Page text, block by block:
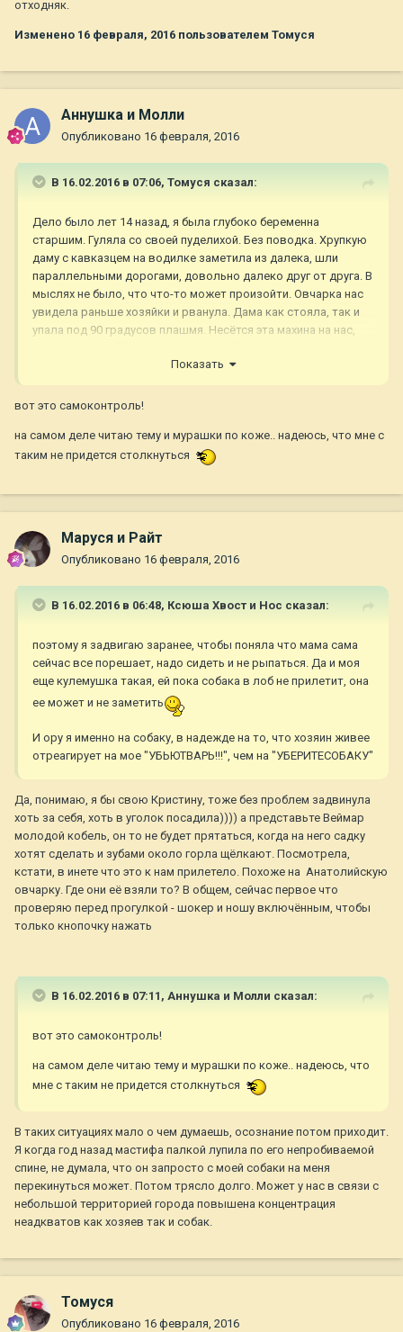
отходняк.
Изменено 16 февраля, 2016 пользователем Томуся
Аннушка и Молли
Опубликовано 16 февраля, 2016
В 16.02.2016 в 07:06, Томуся сказал:
Дело было лет 14 назад, я была глубоко беременна
старшим. Гуляла со своей пуделихой. Без поводка. Хрупкую
даму с кавказцем на водилке заметила из далека, шли
параллельными дорогами, довольно далеко друг от друга. В
мыслях не было, что что-то может произойти. Овчарка нас
увидела раньше хозяйки и рванула. Дама как стояла, так и
упала под 90 градусов плашмя. Несётся эта махина на нас,
очухалась. В итоге громадина успела выхватить
за ошейник и выкрутила, что б зафиксировать намертво.
ситуация была опасна для меня и ребёнка, поняла только
когда закончился отходняк.
Показать
вот это самоконтроль!
на самом деле читаю тему и мурашки по коже.. надеюсь, что мне с
таким не придется столкнуться
Маруся и Райт
Опубликовано 16 февраля, 2016
В 16.02.2016 в 06:48, Ксюша Хвост и Нос сказал:
поэтому я задвигаю заранее, чтобы поняла что мама сама
сейчас все порешает, надо сидеть и не рыпаться. Да и моя
еще кулемушка такая, ей пока собака в лоб не прилетит, она
ее может и не заметить
И ору я именно на собаку, в надежде на то, что хозяин живее
отреагирует на мое "УБЬЮТВАРЬ!!!", чем на "УБЕРИТЕСОБАКУ"
Да, понимаю, я бы свою Кристину, тоже без проблем задвинула
хоть за себя, хоть в уголок посадила)))) а представьте Веймар
молодой кобель, он то не будет прятаться, когда на него садку
хотят сделать и зубами около горла щёлкают. Посмотрела,
кстати, в инете что это к нам прилетело. Похоже на Анатолийскую
овчарку. Где они её взяли то? В общем, сейчас первое что
проверяю перед прогулкой - шокер и ношу включённым, чтобы
только кнопочку нажать
В 16.02.2016 в 07:11, Аннушка и Молли сказал:
вот это самоконтроль!
на самом деле читаю тему и мурашки по коже.. надеюсь, что
мне с таким не придется столкнуться
В таких ситуациях мало о чем думаешь, осознание потом приходит.
Я когда год назад мастифа палкой лупила по его непробиваемой
спине, не думала, что он запросто с моей собаки на меня
перекинуться может. Потом трясло долго. Может у нас в связи с
небольшой территорией города повышена концентрация
неадкватов как хозяев так и собак.
Томуся
Опубликовано 16 февраля, 2016